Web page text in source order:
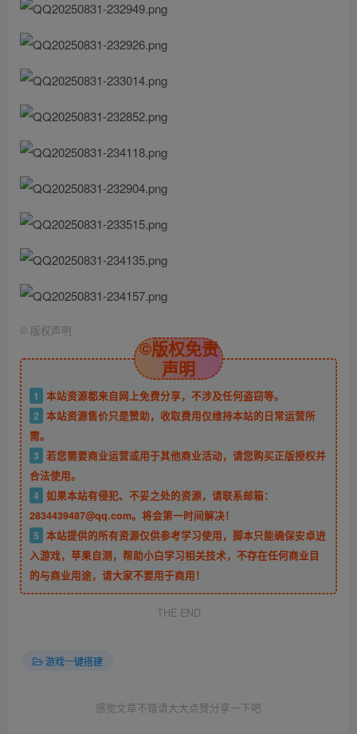
© 版权声明
©版权免责
声明
1
本站资源都来自网上免费分享，不涉及任何盗窃等。
2 本站资源售价只是赞助，收取费用仅维持本站的日常运营所
需。
3 若您需要商业运营或用于其他商业活动，请您购买正版授权并
合法使用。
4 如果本站有侵犯、不妥之处的资源，请联系邮箱：
2834439487@qq.com。将会第一时间解决！
5 本站提供的所有资源仅供参考学习使用，脚本只能确保安卓进
入游戏，苹果自测，帮助小白学习相关技术，不存在任何商业目
的与商业用途，请大家不要用于商用！
THE END
游戏一键搭建
感觉文章不错请大大点赞分享一下吧